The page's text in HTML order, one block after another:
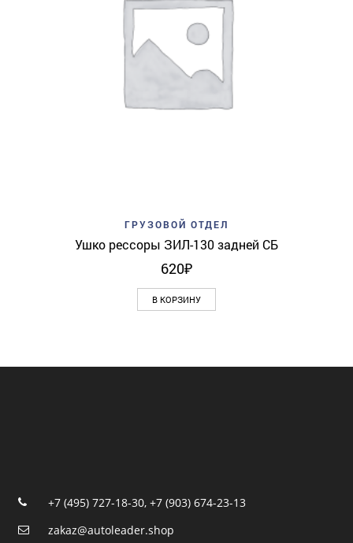
ГРУЗОВОЙ ОТДЕЛ
Ушко рессоры ЗИЛ-130 задней СБ
620₽
В КОРЗИНУ
+7 (495) 727-18-30, +7 (903) 674-23-13
zakaz@autoleader.shop